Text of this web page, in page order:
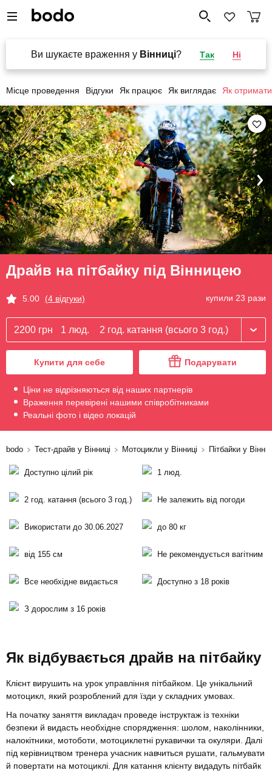
Ви шукаєте враження у Вінниці? Так Ні
Місце проведення Відгуки Як працює Як виглядає Як отримати
Драйв на пітбайку під Вінницею
5.00 (4 відгуки) купили 23 рази
2200 грн 1 люд. 2 год. катання (всього 3 год.)
Купити для себе Подарувати
Ціни не відрізняються від наших партнерів
Враження перевірені нашими співробітниками
Реальні фото і відео локацій
bodo Тест-драйв у Вінниці Мотоцикли у Вінниці Пітбайки у
Доступно цілий рік 1 люд.
2 год. катання (всього 3 год.) Не залежить від погоди
Використати до 30.06.2027 до 80 кг
від 155 см Не рекомендується вагітним
Все необхідне видається Доступно з 18 років
З дорослим з 16 років
Як відбувається драйв на пітбайку
Клієнт вирушить на урок управління пітбайком. Це унікальний
мотоцикл, який розроблений для їзди у складних умовах.
На початку заняття викладач проведе інструктаж із техніки
безпеки й видасть необхідне спорядження: шолом, наколінники,
налокітники, мотоботи, мотоциклетні рукавички та окуляри. Далі
під керівництвом тренера учасник навчиться рушати, гальмувати
й повертати на мотоциклі. Для катання клієнту видадуть пітбайк